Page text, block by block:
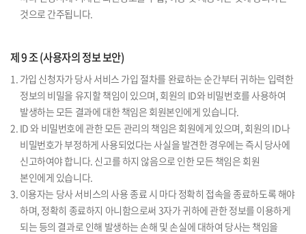
것으로 간주됩니다.
제 9 조 (사용자의 정보 보안)
1. 가입 신청자가 당사 서비스 가입 절차를 완료하는 순간부터 귀하는 입력한
정보의 비밀을 유지할 책임이 있으며, 회원의 ID와 비밀번호를 사용하여
발생하는 모든 결과에 대한 책임은 회원본인에게 있습니다.
2. ID 와 비밀번호에 관한 모든 관리의 책임은 회원에게 있으며, 회원의 ID나
비밀번호가 부정하게 사용되었다는 사실을 발견한 경우에는 즉시 당사에
신고하여야 합니다. 신고를 하지 않음으로 인한 모든 책임은 회원
본인에게 있습니다.
3. 이용자는 당사 서비스의 사용 종료 시 마다 정확히 접속을 종료하도록 해야
하며, 정확히 종료하지 아니함으로써 3자가 귀하에 관한 정보를 이용하게
되는 등의 결과로 인해 발생하는 손해 및 손실에 대하여 당사는 책임을